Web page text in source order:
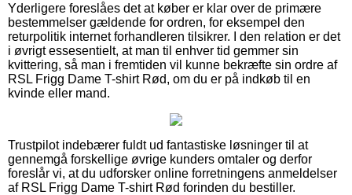
Yderligere foreslåes det at køber er klar over de primære
bestemmelser gældende for ordren, for eksempel den
returpolitik internet forhandleren tilsikrer. I den relation er det
i øvrigt essesentielt, at man til enhver tid gemmer sin
kvittering, så man i fremtiden vil kunne bekræfte sin ordre af
RSL Frigg Dame T-shirt Rød, om du er på indkøb til en
kvinde eller mand.
Trustpilot indebærer fuldt ud fantastiske løsninger til at
gennemgå forskellige øvrige kunders omtaler og derfor
foreslår vi, at du udforsker online forretningens anmeldelser
af RSL Frigg Dame T-shirt Rød forinden du bestiller.